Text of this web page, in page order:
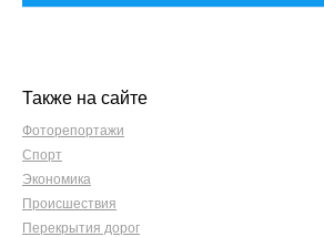
Также на сайте
Фоторепортажи
Спорт
Экономика
Происшествия
Перекрытия дорог